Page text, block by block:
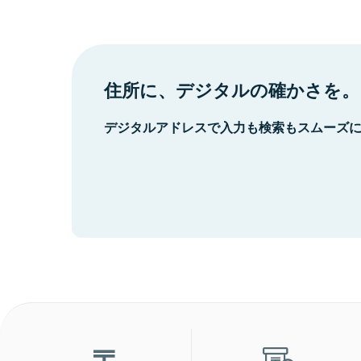
住所に、デジタルの確かさを。
デジタルアドレスで入力も検索もスムーズ